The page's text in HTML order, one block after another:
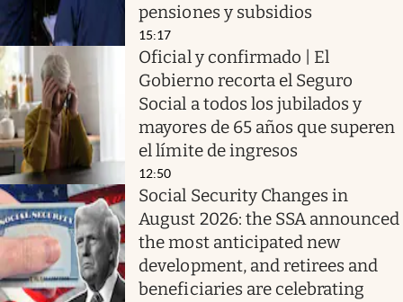
pensiones y subsidios
15:17
Oficial y confirmado | El
Gobierno recorta el Seguro
Social a todos los jubilados y
mayores de 65 años que superen
el límite de ingresos
12:50
Social Security Changes in
August 2026: the SSA announced
the most anticipated new
development, and retirees and
beneficiaries are celebrating